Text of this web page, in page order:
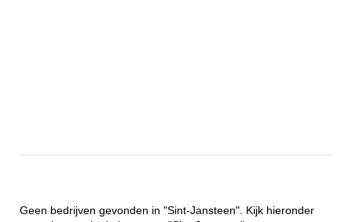
Geen bedrijven gevonden in "Sint-Jansteen". Kijk hieronder